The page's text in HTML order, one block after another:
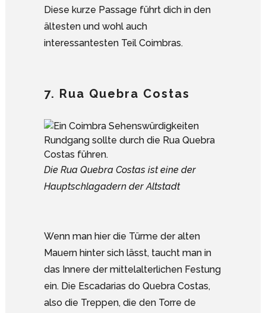
Diese kurze Passage führt dich in den
ältesten und wohl auch
interessantesten Teil Coimbras.
7. Rua Quebra Costas
Die Rua Quebra Costas ist eine der
Hauptschlagadern der Altstadt
Wenn man hier die Türme der alten
Mauern hinter sich lässt, taucht man in
das Innere der mittelalterlichen Festung
ein. Die Escadarias do Quebra Costas,
also die Treppen, die den Torre de